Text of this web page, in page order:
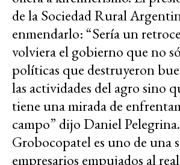
de la Sociedad Rural
enmendarlo: “Sería un
volviera el gobierno que no
políticas que destruyeron
las actividades del agro sino
tiene una mirada de
campo” dijo Daniel Pelegrina.
Grobocopatel es uno de una
empresarios empujados al